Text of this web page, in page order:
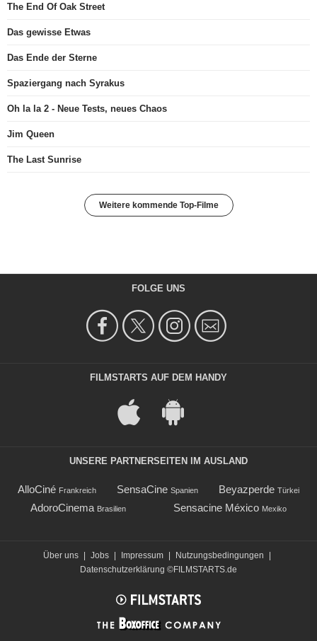
The End Of Oak Street
Das gewisse Etwas
Das Ende der Sterne
Spaziergang nach Syrakus
Oh la la 2 - Neue Tests, neues Chaos
Jim Queen
The Last Sunrise
Weitere kommende Top-Filme
FOLGE UNS
FILMSTARTS AUF DEM HANDY
UNSERE PARTNERSEITEN IM AUSLAND
AlloCiné Frankreich SensaCine Spanien Beyazperde Türkei
AdoroCinema Brasilien Sensacine México Mexiko
Über uns Jobs Impressum Nutzungsbedingungen
Datenschutzerklärung ©FILMSTARTS.de